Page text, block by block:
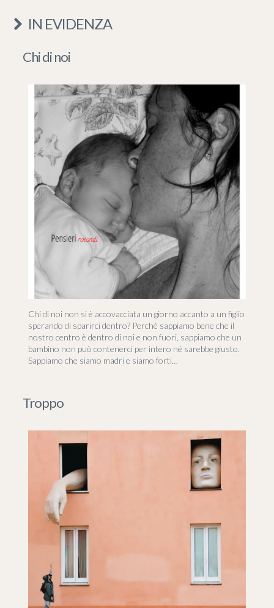
IN EVIDENZA
Chi di noi
Chi di noi non si è accovacciata un giorno accanto a un figlio
sperando di sparirci dentro? Perché sappiamo bene che il
nostro centro è dentro di noi e non fuori, sappiamo che un
bambino non può contenerci per intero né sarebbe giusto.
Sappiamo che siamo madri e siamo forti…
Troppo